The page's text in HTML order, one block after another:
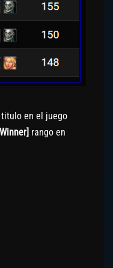
en el juego
rango en